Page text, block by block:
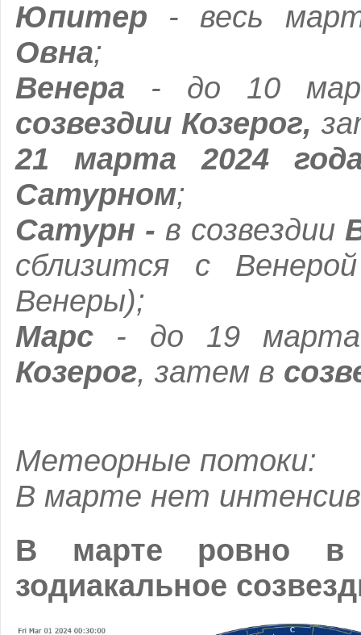
Юпитер - весь
Овна;
Венера - до 10
созвездии Козерог,
21 марта 2024
Сатурном;
Сатурн - в созвездии
сблизится с
Венеры);
Марс - до 19
Козерог, затем в
Метеорные потоки:
В марте нет
В марте ровно в
зодиакальное